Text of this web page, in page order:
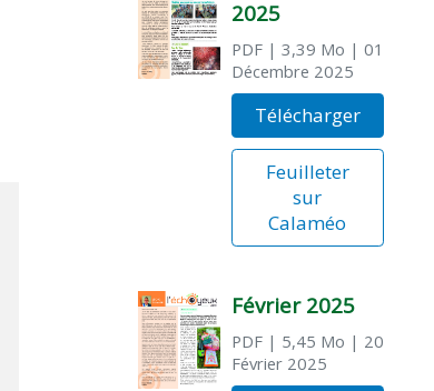
2025
PDF| 3,39 Mo | 01
Décembre 2025
Télécharger
Feuilleter
sur
Calaméo
Février 2025
PDF| 5,45 Mo | 20
Février 2025